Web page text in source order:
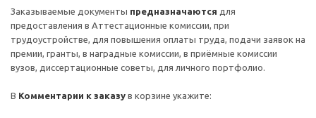
Заказываемые документы предназначаются для
предоставления в Аттестационные комиссии, при
трудоустройстве, для повышения оплаты труда, подачи заявок на
премии, гранты, в наградные комиссии, в приёмные комиссии
вузов, диссертационные советы, для личного портфолио.
В Комментарии к заказу в корзине укажите: